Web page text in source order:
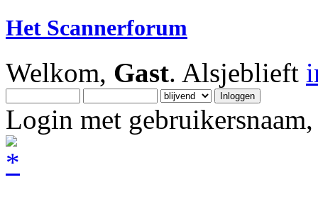
Het Scannerforum
Welkom, Gast. Alsjeblieft
Login met